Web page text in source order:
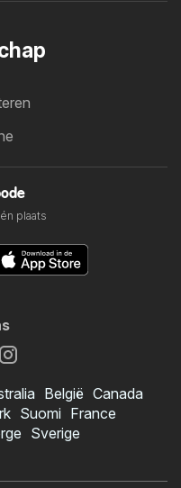
plaats
België Canada
Suomi France
Sverige